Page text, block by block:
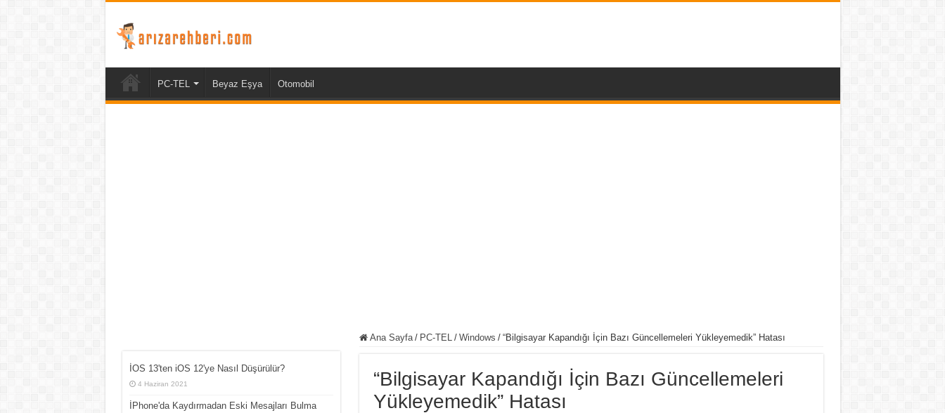
PC-TEL Beyaz Eşya Otomobil
Ana Sayfa / PC-TEL / Windows / “Bilgisayar Kapandığı İçin Bazı Güncellemeleri Yükleyemedik” Hatası
“Bilgisayar Kapandığı İçin Bazı Güncellemeleri
Yükleyemedik” Hatası
İOS 13'ten iOS 12'ye Nasıl Düşürülür?
4 Haziran 2021
İPhone'da Kaydırmadan Eski Mesajları Bulma